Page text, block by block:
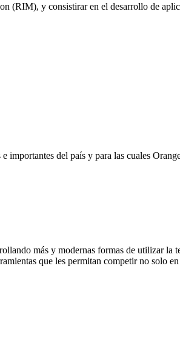
(RIM), y consistirar en el desarrollo de
importantes del país y para las cuales
más y modernas formas de utilizar
que les permitan competir no solo